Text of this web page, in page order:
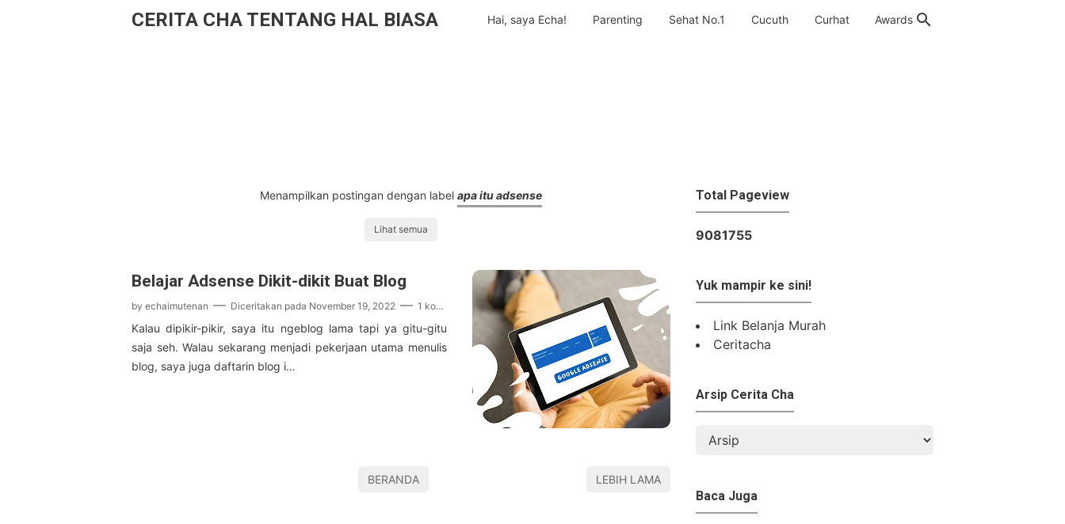
CERITA CHA TENTANG HAL BIASA Hai, saya Echa! Parenting Sehat No.1 Cucuth Curhat Awards
Menampilkan postingan dengan label apa itu adsense
Lihat semua
Belajar Adsense Dikit-dikit Buat Blog
by echaimutenan Diceritakan pada November 19, 2022 1 komentar
Kalau dipikir-pikir, saya itu ngeblog lama tapi ya gitu-gitu
saja seh. Walau sekarang menjadi pekerjaan utama menulis
blog, saya juga daftarin blog i…
BERANDA LEBIH LAMA
Total Pageview
9081755
Yuk mampir ke sini!
Link Belanja Murah
Ceritacha
Arsip Cerita Cha
Baca Juga